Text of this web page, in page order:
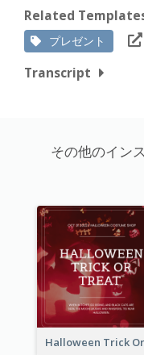
Related
プレゼント
Transcript
その他のイン